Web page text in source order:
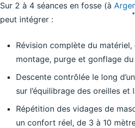
Sur 2 à 4 séances en fosse (à
peut intégrer :
Révision complète du
montage, purge et gonflage
Descente contrôlée le long
sur l’équilibrage des oreilles et
Répétition des vidages de
un confort réel, de 3 à 10